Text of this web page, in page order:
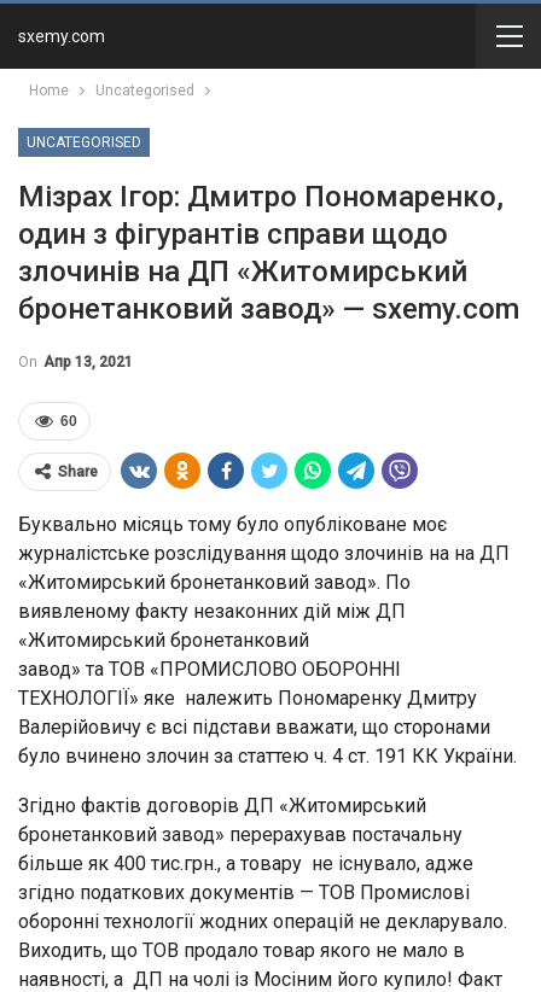
sxemy.com
Home Uncategorised
UNCATEGORISED
Мізрах Ігор: Дмитро Пономаренко,
один з фігурантів справи щодо
злочинів на ДП «Житомирський
бронетанковий завод» — sxemy.com
On Апр 13, 2021
60
Share
Буквально місяць тому було опубліковане моє
журналістське розслідування щодо злочинів на на ДП
«Житомирський бронетанковий завод». По
виявленому факту незаконних дій між ДП
«Житомирський бронетанковий
завод» та ТОВ «ПРОМИСЛОВО ОБОРОННІ
ТЕХНОЛОГІЇ» яке належить Пономаренку Дмитру
Валерійовичу є всі підстави вважати, що сторонами
було вчинено злочин за статтею ч. 4 ст. 191 КК України.
Згідно фактів договорів ДП «Житомирський
бронетанковий завод» перерахував постачальну
більше як 400 тис.грн., а товару не існувало, адже
згідно податкових документів — ТОВ Промислові
оборонні технології жодних операцій не декларувало.
Виходить, що ТОВ продало товар якого не мало в
наявності, а ДП на чолі із Мосіним його купило! Факт